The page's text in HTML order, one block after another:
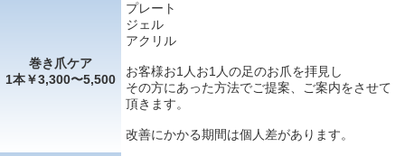
巻き爪ケア
1本￥3,300〜5,500
プレート
ジェル
アクリル
お客様お1人お1人の足のお爪を拝見し
その方にあった方法でご提案、ご案内をさせて
頂きます。
改善にかかる期間は個人差があります。